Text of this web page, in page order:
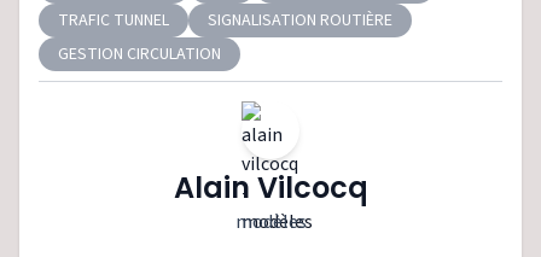
TRAFIC TUNNEL
SIGNALISATION ROUTIÈRE
GESTION CIRCULATION
Alain Vilcocq
modèles